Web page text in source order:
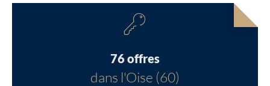
76 offres
dans l'Oise (60)